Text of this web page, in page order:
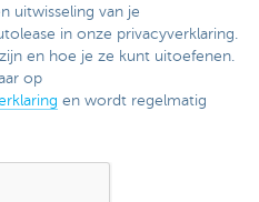
uitwisseling van je
in onze privacyverklaring.
en hoe je ze kunt uitoefenen.
op
en wordt regelmatig